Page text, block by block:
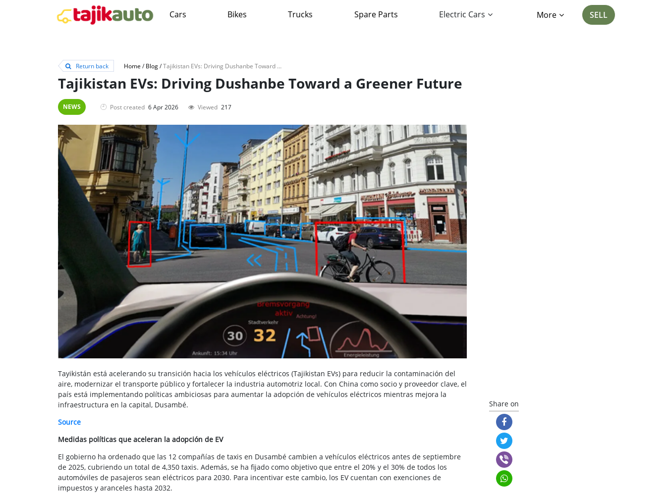
Cars Bikes Trucks Spare Parts Electric Cars More SELL
Return back Home /Blog/ Tajikistan EVs: Driving Dushanbe Toward a Greener Future
Tajikistan EVs: Driving Dushanbe Toward a Greener Future
NEWS Post created 6 Apr 2026 Viewed 217
Tayikistán está acelerando su transición hacia los vehículos eléctricos (Tajikistan EVs) para reducir la contaminación del
aire, modernizar el transporte público y fortalecer la industria automotriz local. Con China como socio y proveedor clave, el
país está implementando políticas ambiciosas para aumentar la adopción de vehículos eléctricos mientras mejora la
infraestructura en la capital, Dusambé.
Source
Medidas políticas que aceleran la adopción de EV
El gobierno ha ordenado que las 12 compañías de taxis en Dusambé cambien a vehículos eléctricos antes de septiembre
de 2025, cubriendo un total de 4,350 taxis. Además, se ha fijado como objetivo que entre el 20% y el 30% de todos los
automóviles de pasajeros sean eléctricos para 2030. Para incentivar este cambio, los EV cuentan con exenciones de
impuestos y aranceles hasta 2032.
Share on